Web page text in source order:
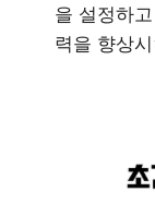
을 설정하
력을 향상